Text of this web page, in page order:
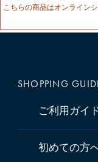
こちらの商品はオンライン
SHOPPING
ご利用ガイ
初めての方